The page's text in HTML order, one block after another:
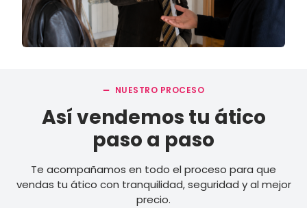
NUESTRO PROCESO
Así vendemos tu ático
paso a paso
Te acompañamos en todo el proceso para que
vendas tu ático con tranquilidad, seguridad y al mejor
precio.